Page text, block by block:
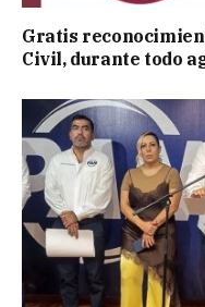
Gratis
Civil, durante todo